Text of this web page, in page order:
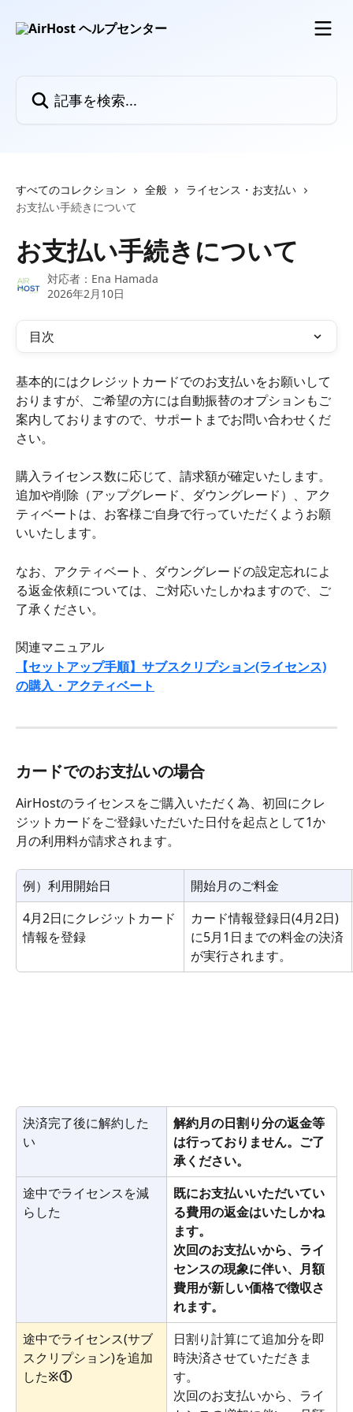
すべてのコレクション 全般
ライセンス・お支払い
お支払い手続きについて
お支払い手続きについて
対応者： Ena Hamada
2026年2月10日
目次
基本的にはクレジットカードでのお支払いをお願いして
おりますが、ご希望の方には自動振替のオプションもご
案内しておりますので、サポートまでお問い合わせくだ
さい。
購入ライセンス数に応じて、請求額が確定いたします。
追加や削除（アップグレード、ダウングレード）、アク
ティベートは、お客様ご自身で行っていただくようお願
いいたします。
なお、アクティベート、ダウングレードの設定忘れによ
る返金依頼については、ご対応いたしかねますので、ご
了承ください。
関連マニュアル
【セットアップ手順】サブスクリプション(ライセンス)
の購入・アクティベート
カードでのお支払いの場合
AirHostのライセンスをご購入いただく為、初回にクレ
ジットカードをご登録いただいた日付を起点として1か
月の利用料が請求されます。
例）利用開始日
開始月のご料金
4月2日にクレジットカード
情報を登録
カード情報登録日(4月2日)
に5月1日までの料金の決済
が実行されます。
決済完了後に解約した
い
解約月の日割り分の返金等
は行っておりません。ご了
承ください。
途中でライセンスを減
らした
既にお支払いいただいてい
る費用の返金はいたしかね
ます。
次回のお支払いから、ライ
センスの現象に伴い、月額
費用が新しい価格で徴収さ
れます。
途中でライセンス(サブ
スクリプション)を追加
した※①
日割り計算にて追加分を即
時決済させていただきま
す。
次回のお支払いから、ライ